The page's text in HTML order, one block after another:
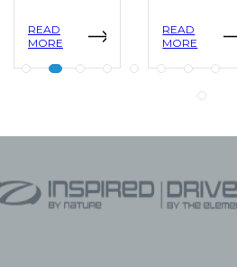
READ
MORE
READ
MORE